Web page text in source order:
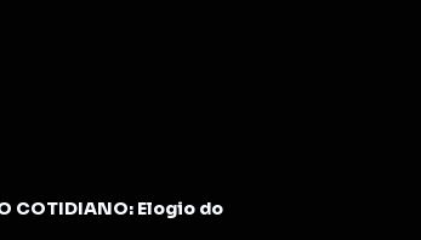
COTIDIANO: Elogio do